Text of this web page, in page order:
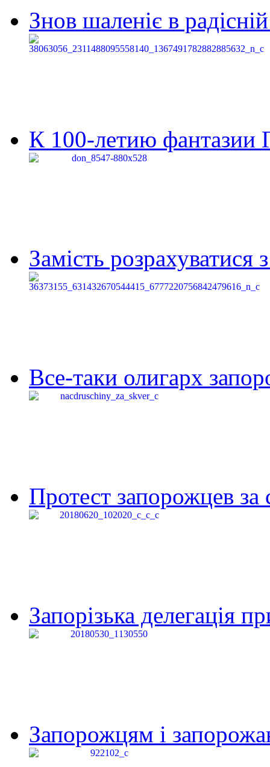
Знов шаленіє в
К 100-летию фантазии
Замість
Все-таки олигарх
Протест запорожцев за
Запорізька делегація
Запорожцям і